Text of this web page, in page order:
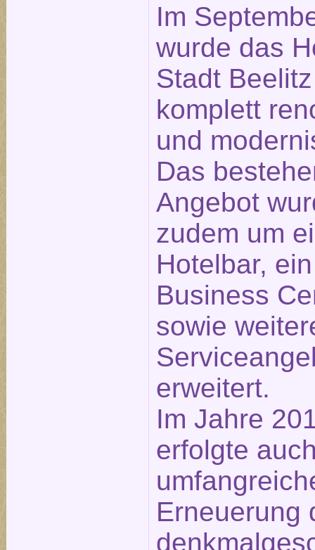
Im
wurde das
Stadt Beelitz
komplett
und
Das
Angebot
zudem um
Hotelbar, ein
Business
sowie
erweitert.
Im Jahre
erfolgte
Erneuerung